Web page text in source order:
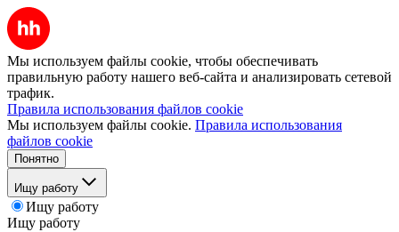
Мы используем файлы cookie, чтобы обеспечивать
правильную работу нашего веб-сайта и анализировать сетевой
трафик.
Правила использования файлов cookie
Мы используем файлы cookie. Правила использования
файлов cookie
Понятно
Ищу работу
Ищу работу
Ищу работу